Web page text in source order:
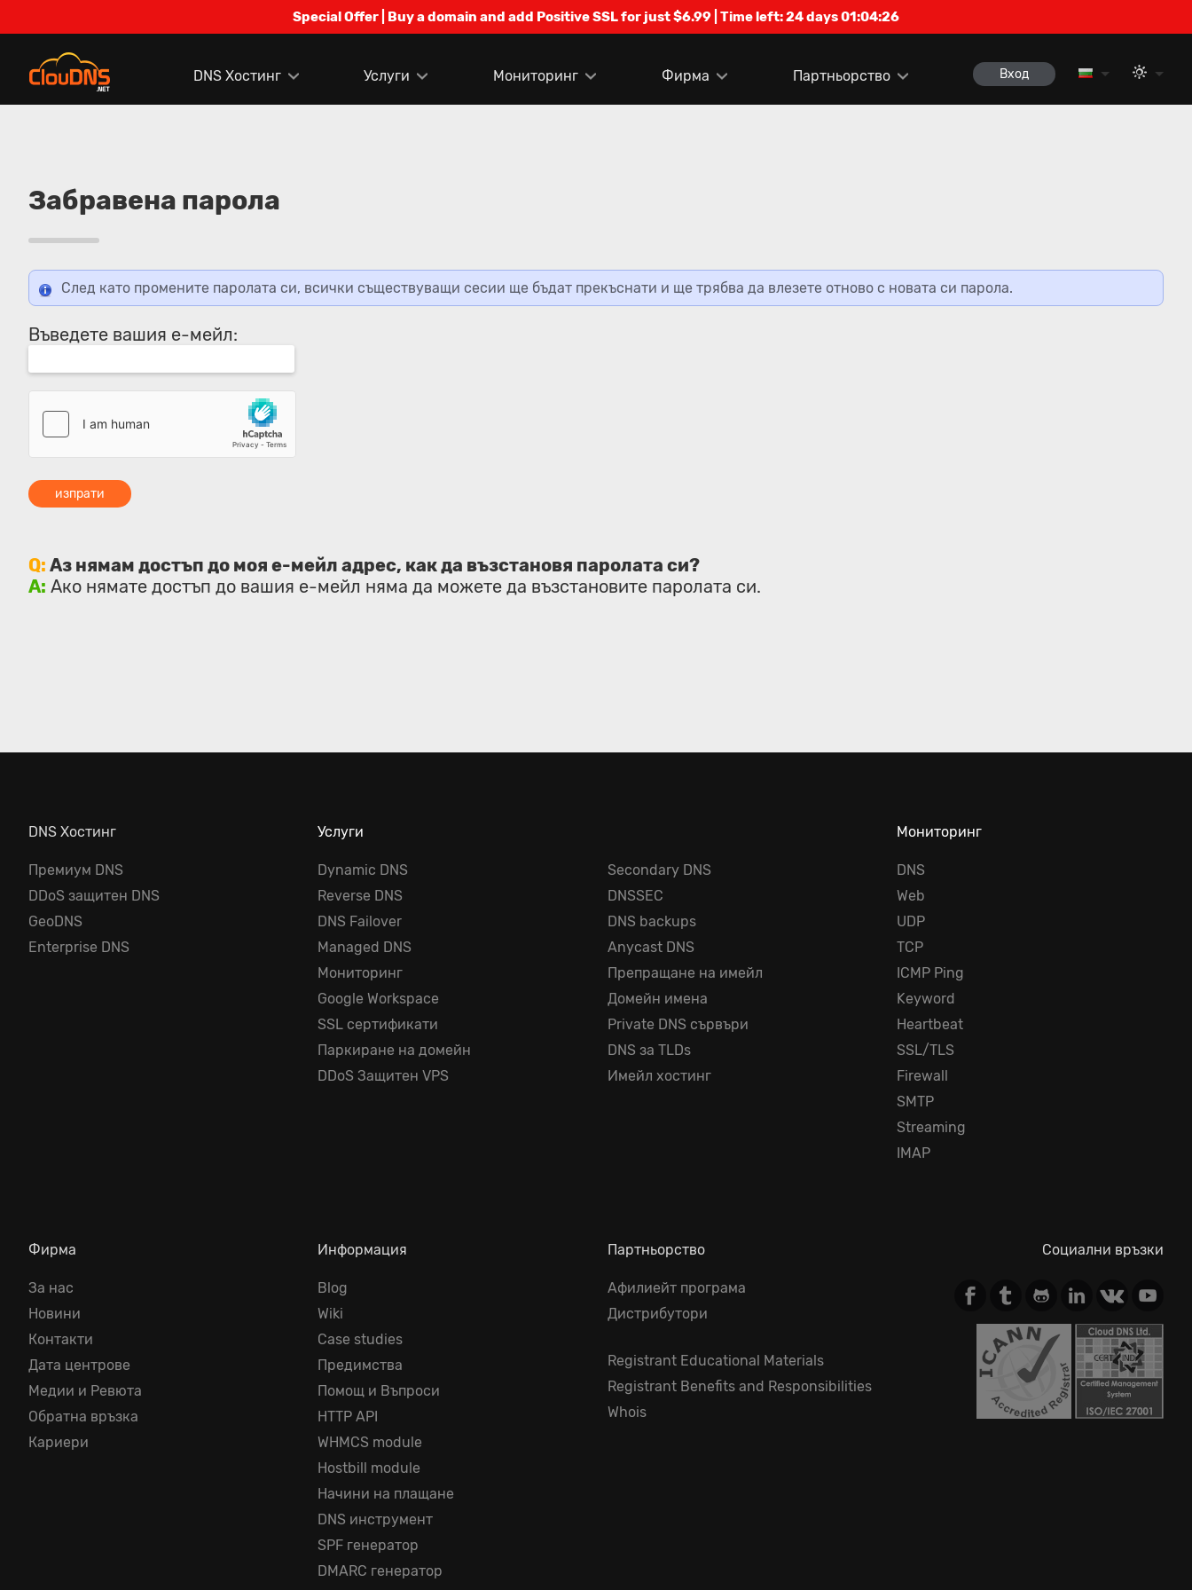
Special Offer | Buy a domain and add Positive SSL for just $6.99 | Time left:24 days 01:04:26
DNS Хостинг Услуги Мониторинг Фирма Партньорство Вход
Забравена парола
След като промените паролата си, всички съществуващи сесии ще бъдат прекъснати и ще трябва да влезете отново с новата си парола.
Въведете вашия е-мейл:
изпрати
Q: Аз нямам достъп до моя е-мейл адрес, как да възстановя паролата си?
A: Ако нямате достъп до вашия е-мейл няма да можете да възстановите паролата си.
DNS Хостинг
Премиум DNS
DDoS защитен DNS
GeoDNS
Enterprise DNS
Услуги
Dynamic DNS
Reverse DNS
DNS Failover
Managed DNS
Мониторинг
Google Workspace
SSL сертификати
Паркиране на домейн
DDoS Защитен VPS
Secondary DNS
DNSSEC
DNS backups
Anycast DNS
Препращане на имейл
Домейн имена
Private DNS сървъри
DNS за TLDs
Имейл хостинг
Мониторинг
DNS
Web
UDP
TCP
ICMP Ping
Keyword
Heartbeat
SSL/TLS
Firewall
SMTP
Streaming
IMAP
Фирма
За нас
Новини
Контакти
Дата центрове
Медии и Ревюта
Обратна връзка
Кариери
Информация
Blog
Wiki
Case studies
Предимства
Помощ и Въпроси
HTTP API
WHMCS module
Hostbill module
Начини на плащане
DNS инструмент
SPF генератор
DMARC генератор
Партньорство
Афилиейт програма
Дистрибутори
Registrant Educational Materials
Registrant Benefits and Responsibilities
Whois
Социални връзки